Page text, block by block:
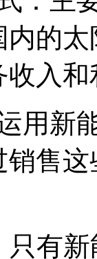
的
入和
用新
售
有新